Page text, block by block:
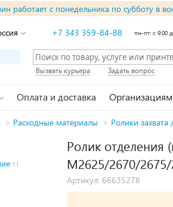
работает с понедельника по субботу в
+7 343 359-84-88 пн-пт: с 9:00
Вызвать курьера Задать вопрос
Оплата и доставка Организациям
> Расходные материалы > Ролики
11
Ролик отделения
M2625/2670/
Артикул: 66635278